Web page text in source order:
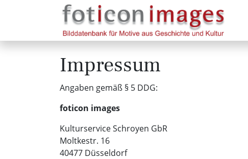
Impressum
Angaben gemäß § 5 DDG:
foticon images
Kulturservice Schroyen GbR
Moltkestr. 16
40477 Düsseldorf